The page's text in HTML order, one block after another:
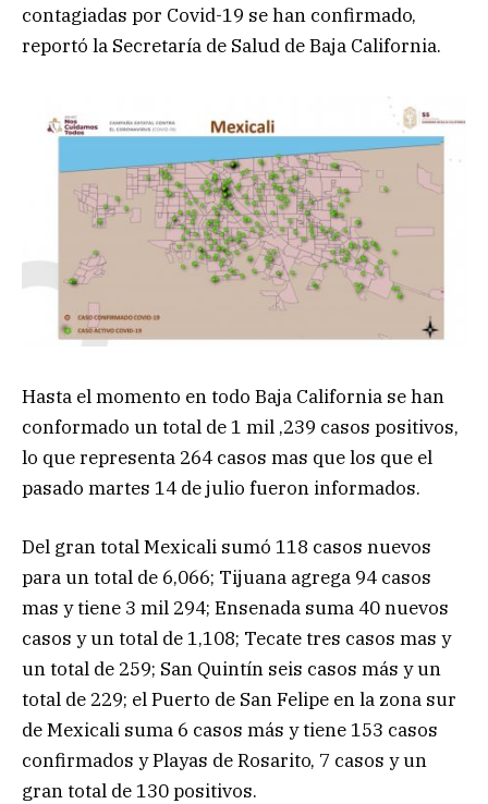
contagiadas por Covid-19 se han confirmado,
reportó la Secretaría de Salud de Baja California.
Hasta el momento en todo Baja California se han
conformado un total de 1 mil ,239 casos positivos,
lo que representa 264 casos mas que los que el
pasado martes 14 de julio fueron informados.
Del gran total Mexicali sumó 118 casos nuevos
para un total de 6,066; Tijuana agrega 94 casos
mas y tiene 3 mil 294; Ensenada suma 40 nuevos
casos y un total de 1,108; Tecate tres casos mas y
un total de 259; San Quintín seis casos más y un
total de 229; el Puerto de San Felipe en la zona sur
de Mexicali suma 6 casos más y tiene 153 casos
confirmados y Playas de Rosarito, 7 casos y un
gran total de 130 positivos.